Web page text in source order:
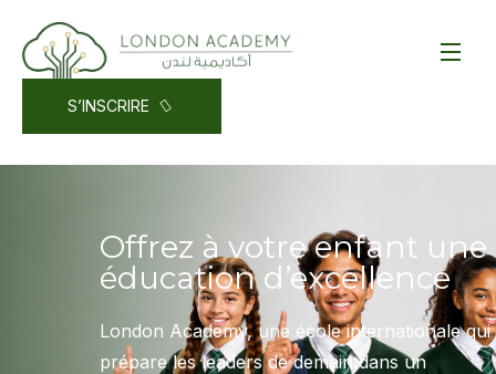
S’INSCRIRE
Offrez à votre enfant une
éducation d’excellence
London Academy, une école internationale qui
prépare les leaders de demain dans un